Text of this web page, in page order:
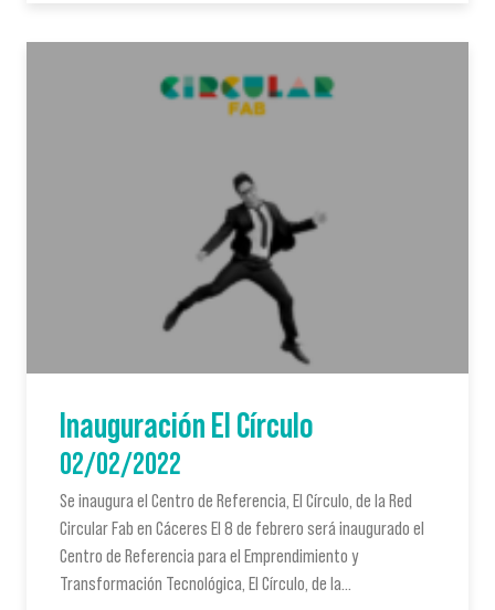
Inauguración El Círculo
02/02/2022
Se inaugura el Centro de Referencia, El Círculo, de la Red
Circular Fab en Cáceres El 8 de febrero será inaugurado el
Centro de Referencia para el Emprendimiento y
Transformación Tecnológica, El Círculo, de la…